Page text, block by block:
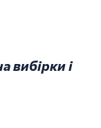
вибірки і